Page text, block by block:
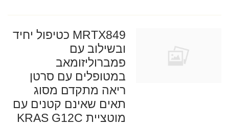
MRTX849 כטיפול יחיד
ובשילוב עם
פמברוליזומאב
במטופלים עם סרטן
ריאה מתקדם מסוג
תאים שאינם קטנים עם
מוטציית KRAS G12C